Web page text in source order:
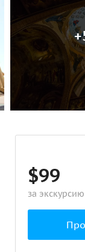
$99
за экскурсию